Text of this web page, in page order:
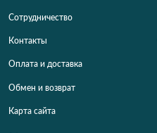
Сотрудничество
Контакты
Оплата и доставка
Обмен и возврат
Карта сайта